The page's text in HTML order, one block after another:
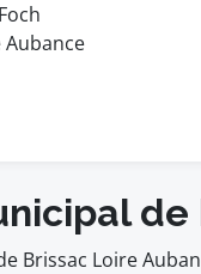
Aubance
Brissac Loire